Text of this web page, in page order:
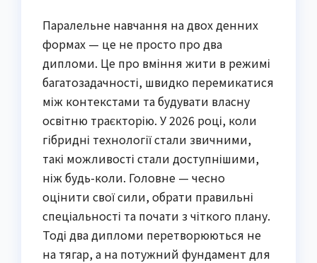
Паралельне навчання на двох денних
формах — це не просто про два
дипломи. Це про вміння жити в режимі
багатозадачності, швидко перемикатися
між контекстами та будувати власну
освітню траєкторію. У 2026 році, коли
гібридні технології стали звичними,
такі можливості стали доступнішими,
ніж будь-коли. Головне — чесно
оцінити свої сили, обрати правильні
спеціальності та почати з чіткого плану.
Тоді два дипломи перетворюються не
на тягар, а на потужний фундамент для